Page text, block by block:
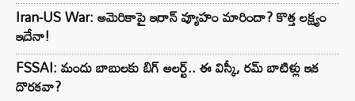
Iran-US War: అమెరికాపై ఇరాన్ వ్యూహం మారిందా? కొత్త లక్ష్యం
ఇదేనా!
FSSAI: మందు బాబులకు బిగ్ అలర్ట్.. ఈ విస్కీ, రమ్ బాటిళ్లు ఇక
దొరకవా?